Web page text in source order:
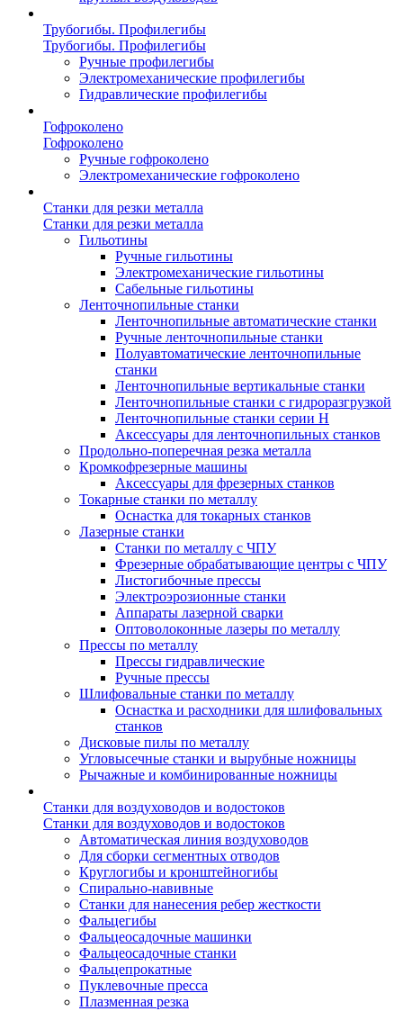
Трубогибы. Профилегибы
Трубогибы. Профилегибы
Ручные профилегибы
Электромеханические профилегибы
Гидравлические профилегибы
Гофроколено
Гофроколено
Ручные гофроколено
Электромеханические гофроколено
Станки для резки металла
Станки для резки металла
Гильотины
Ручные гильотины
Электромеханические гильотины
Сабельные гильотины
Ленточнопильные станки
Ленточнопильные автоматические станки
Ручные ленточнопильные станки
Полуавтоматические ленточнопильные
станки
Ленточнопильные вертикальные станки
Ленточнопильные станки с гидроразгрузкой
Ленточнопильные станки серии H
Аксессуары для ленточнопильных станков
Продольно-поперечная резка металла
Кромкофрезерные машины
Аксессуары для фрезерных станков
Токарные станки по металлу
Оснастка для токарных станков
Лазерные станки
Станки по металлу с ЧПУ
Фрезерные обрабатывающие центры с ЧПУ
Листогибочные прессы
Электроэрозионные станки
Аппараты лазерной сварки
Оптоволоконные лазеры по металлу
Прессы по металлу
Прессы гидравлические
Ручные прессы
Шлифовальные станки по металлу
Оснастка и расходники для шлифовальных
станков
Дисковые пилы по металлу
Угловысечные станки и вырубные ножницы
Рычажные и комбинированные ножницы
Станки для воздуховодов и водостоков
Станки для воздуховодов и водостоков
Автоматическая линия воздуховодов
Для сборки сегментных отводов
Круглогибы и кронштейногибы
Спирально-навивные
Станки для нанесения ребер жесткости
Фальцегибы
Фальцеосадочные машинки
Фальцеосадочные станки
Фальцепрокатные
Пуклевочные пресса
Плазменная резка